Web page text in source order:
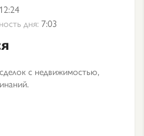
12:24
дня: 7:03
с недвижимостью,